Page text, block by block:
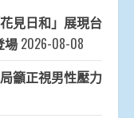
見日和」展現台
場 2026-08-08
籲正視男性壓力